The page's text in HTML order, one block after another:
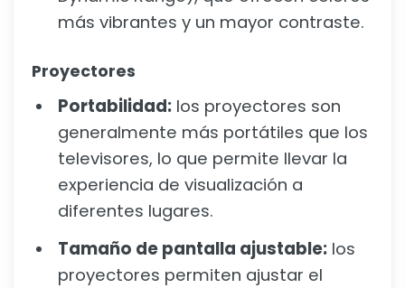
más vibrantes y un mayor contraste.
Proyectores
Portabilidad: los proyectores son
generalmente más portátiles que los
televisores, lo que permite llevar la
experiencia de visualización a
diferentes lugares.
Tamaño de pantalla ajustable: los
proyectores permiten ajustar el